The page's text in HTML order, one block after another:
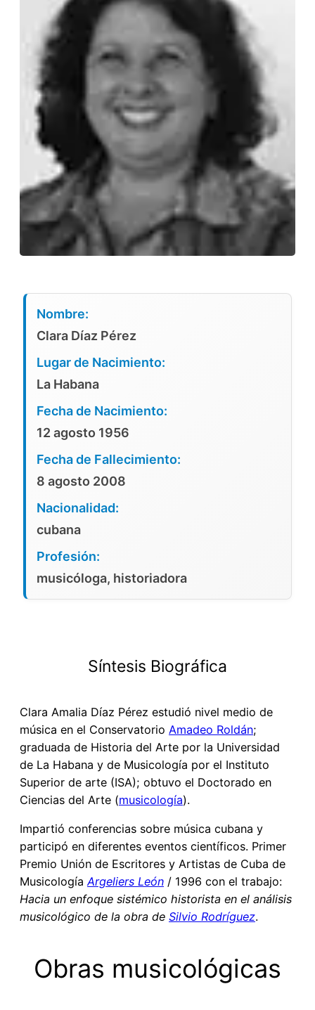
Nombre:
Clara Díaz Pérez
Lugar de Nacimiento:
La Habana
Fecha de Nacimiento:
12 agosto 1956
Fecha de Fallecimiento:
8 agosto 2008
Nacionalidad:
cubana
Profesión:
musicóloga, historiadora
Síntesis Biográfica
Clara Amalia Díaz Pérez estudió nivel medio de
música en el Conservatorio Amadeo Roldán;
graduada de Historia del Arte por la Universidad
de La Habana y de Musicología por el Instituto
Superior de arte (ISA); obtuvo el Doctorado en
Ciencias del Arte (musicología).
Impartió conferencias sobre música cubana y
participó en diferentes eventos científicos. Primer
Premio Unión de Escritores y Artistas de Cuba de
Musicología Argeliers León / 1996 con el trabajo:
Hacia un enfoque sistémico historista en el análisis
musicológico de la obra de Silvio Rodríguez.
Obras musicológicas